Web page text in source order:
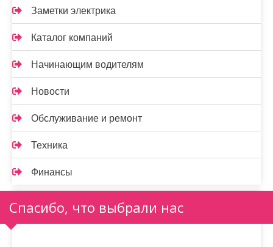
Заметки электрика
Каталог компаний
Начинающим водителям
Новости
Обслуживание и ремонт
Техника
Финансы
Спасибо, что выбрали нас